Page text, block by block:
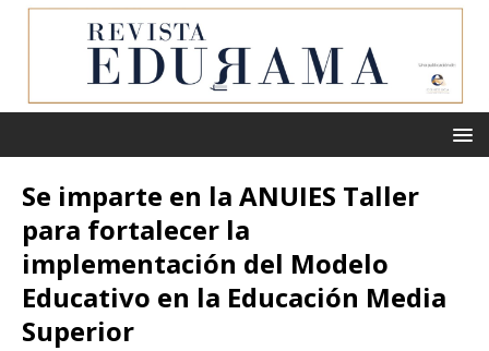
Se imparte en la ANUIES Taller
para fortalecer la
implementación del Modelo
Educativo en la Educación Media
Superior